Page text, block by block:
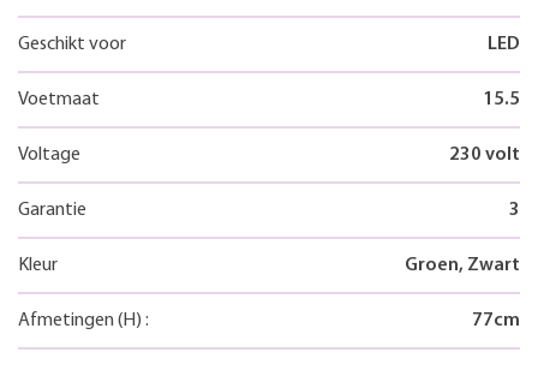
Geschikt voor LED
Voetmaat 15.5
Voltage 230 volt
Garantie 3
Kleur Groen, Zwart
Afmetingen (H) : 77cm